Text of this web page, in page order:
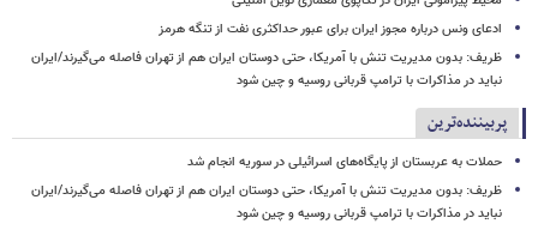
ادعای ونس درباره مجوز ایران برای عبور حداکثری نفت از تنگه هرمز
ظریف: بدون مدیریت تنش با آمریکا، حتی دوستان ایران هم از تهران فاصله می‌گیرند/ایران
نباید در مذاکرات با ترامپ قربانی روسیه و چین شود
پربیننده‌ترین
حملات به عربستان از پایگاه‌های اسرائیلی در سوریه انجام شد
ظریف: بدون مدیریت تنش با آمریکا، حتی دوستان ایران هم از تهران فاصله می‌گیرند/ایران
نباید در مذاکرات با ترامپ قربانی روسیه و چین شود